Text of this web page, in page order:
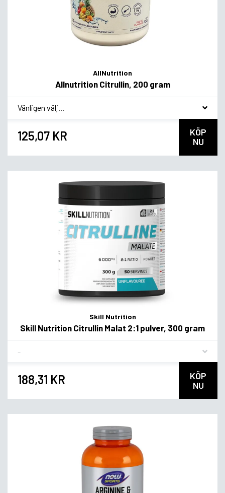
AllNutrition
Allnutrition Citrullin, 200 gram
* Smakvariant
125,07 KR
KÖP
NU
Skill Nutrition
Skill Nutrition Citrullin Malat 2:1 pulver, 300 gram
188,31 KR
KÖP
NU